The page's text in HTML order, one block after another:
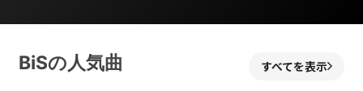
BiSの人気曲 すべてを表示